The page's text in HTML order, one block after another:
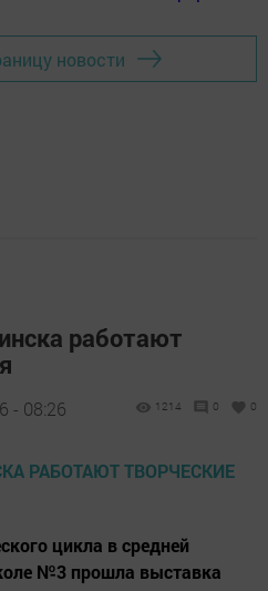
новости
работают
- 08:26 1214 0 0
цикла в средней
№3 прошла выставка